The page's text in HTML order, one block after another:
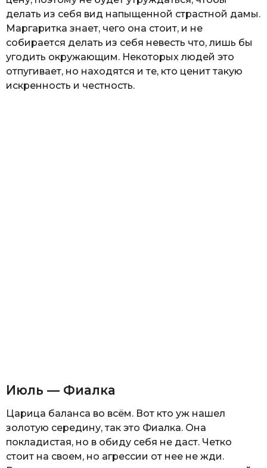
делать из себя вид напыщенной страстной дамы.
Маргаритка знает, чего она стоит, и не
собирается делать из себя невесть что, лишь бы
угодить окружающим. Некоторых людей это
отпугивает, но находятся и те, кто ценит такую
искренность и честность.
Июль — Фиалка
Царица баланса во всём. Вот кто уж нашел
золотую середину, так это Фиалка. Она
покладистая, но в обиду себя не даст. Четко
стоит на своем, но агрессии от нее не жди.